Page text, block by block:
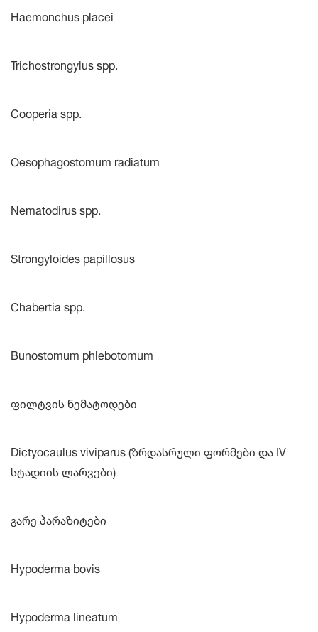
Haemonchus placei
Trichostrongylus spp.
Cooperia spp.
Oesophagostomum radiatum
Nematodirus spp.
Strongyloides papillosus
Chabertia spp.
Bunostomum phlebotomum
ფილტვის ნემატოდები
Dictyocaulus viviparus (ზრდასრული ფორმები და IV
სტადიის ლარვები)
გარე პარაზიტები
Hypoderma bovis
Hypoderma lineatum